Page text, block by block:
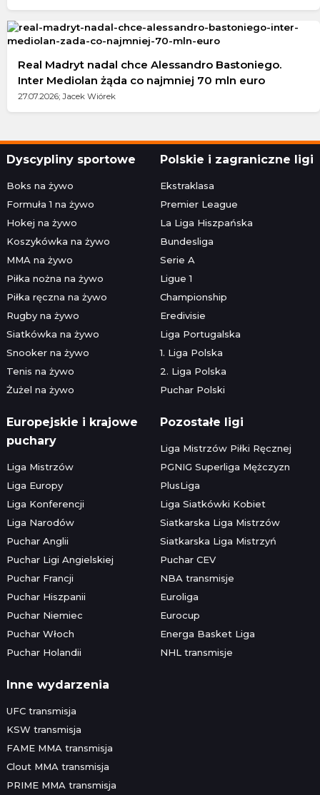
Real Madryt nadal chce Alessandro Bastoniego.
Inter Mediolan żąda co najmniej 70 mln euro
27.07.2026; Jacek Wiórek
Dyscypliny sportowe
Boks na żywo
Formuła 1 na żywo
Hokej na żywo
Koszykówka na żywo
MMA na żywo
Piłka nożna na żywo
Piłka ręczna na żywo
Rugby na żywo
Siatkówka na żywo
Snooker na żywo
Tenis na żywo
Żużel na żywo
Polskie i zagraniczne ligi
Ekstraklasa
Premier League
La Liga Hiszpańska
Bundesliga
Serie A
Ligue 1
Championship
Eredivisie
Liga Portugalska
1. Liga Polska
2. Liga Polska
Puchar Polski
Europejskie i krajowe
puchary
Liga Mistrzów
Liga Europy
Liga Konferencji
Liga Narodów
Puchar Anglii
Puchar Ligi Angielskiej
Puchar Francji
Puchar Hiszpanii
Puchar Niemiec
Puchar Włoch
Puchar Holandii
Pozostałe ligi
Liga Mistrzów Piłki Ręcznej
PGNIG Superliga Mężczyzn
PlusLiga
Liga Siatkówki Kobiet
Siatkarska Liga Mistrzów
Siatkarska Liga Mistrzyń
Puchar CEV
NBA transmisje
Euroliga
Eurocup
Energa Basket Liga
NHL transmisje
Inne wydarzenia
UFC transmisja
KSW transmisja
FAME MMA transmisja
Clout MMA transmisja
PRIME MMA transmisja